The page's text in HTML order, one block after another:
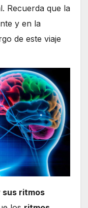
Recuerda que la
y en la
de este viaje
sus ritmos